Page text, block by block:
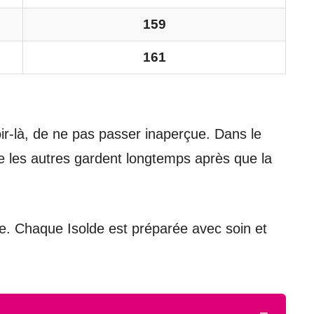
159
161
là, de ne pas passer inaperçue. Dans le
autres gardent longtemps après que la
Chaque Isolde est préparée avec soin et